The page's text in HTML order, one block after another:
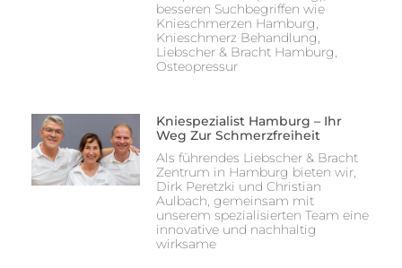
besseren Suchbegriffen wie
Knieschmerzen Hamburg,
Knieschmerz Behandlung,
Liebscher & Bracht Hamburg,
Osteopressur
Kniespezialist Hamburg – Ihr
Weg Zur Schmerzfreiheit
Als führendes Liebscher & Bracht
Zentrum in Hamburg bieten wir,
Dirk Peretzki und Christian
Aulbach, gemeinsam mit
unserem spezialisierten Team eine
innovative und nachhaltig
wirksame